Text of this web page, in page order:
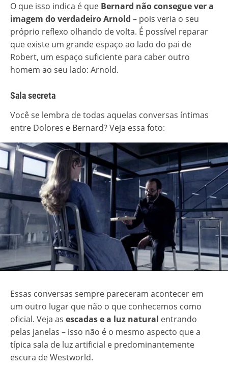
O que isso indica é que Bernard não consegue ver a
imagem do verdadeiro Arnold – pois veria o seu
próprio reflexo olhando de volta. É possível reparar
que existe um grande espaço ao lado do pai de
Robert, um espaço suficiente para caber outro
homem ao seu lado: Arnold.
Sala secreta
Você se lembra de todas aquelas conversas íntimas
entre Dolores e Bernard? Veja essa foto:
Essas conversas sempre pareceram acontecer em
um outro lugar que não o que conhecemos como
oficial. Veja as escadas e a luz natural entrando
pelas janelas – isso não é o mesmo aspecto que a
típica sala de luz artificial e predominantemente
escura de Westworld.